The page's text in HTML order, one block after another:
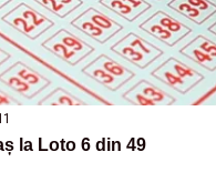
la Loto 6 din 49